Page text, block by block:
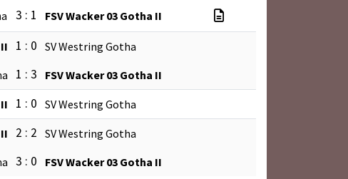
3 : 1 FSV Wacker 03 Gotha II
1 : 0
SV Westring Gotha
1 : 3 FSV Wacker 03 Gotha II
1 : 0 SV Westring Gotha
2 : 2
SV Westring Gotha
3 : 0 FSV Wacker 03 Gotha II